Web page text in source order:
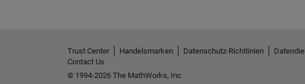
Trust Center Handelsmarken Datenschutz-Richtlinien
Contact Us
© 1994-2026 The MathWorks, Inc.